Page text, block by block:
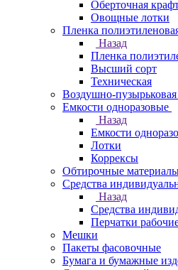
Оберточная
Овощные лотки
Пленка
Назад
Пленка
Высший сорт
Техническая
Воздушно-пузырьковая
Емкости одноразовые
Назад
Емкости
Лотки
Коррексы
Обтирочные
Средства
Назад
Средства
Перчатки
Мешки
Пакеты фасовочные
Бумага и бумажные